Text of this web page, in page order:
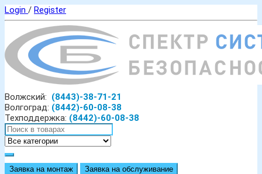
Login / Register
Волжский: (8443)-38-71-21
Волгоград: (8442)-60-08-38
Техподдержка: (8442)-60-08-38
Заявка на монтаж Заявка на обслуживание